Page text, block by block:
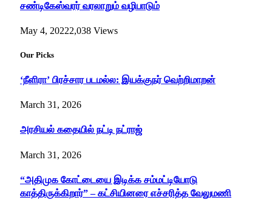
சண்டிகேஸ்வரர் வரலாறும் வழிபாடும்
May 4, 20222,038 Views
Our Picks
‘நீளிரா’ பிரச்சார படமல்ல: இயக்குநர் வெற்றிமாறன்
March 31, 2026
அரசியல் கதையில் நட்டி நட்ராஜ்
March 31, 2026
“அதிமுக கோட்டையை இடிக்க சம்மட்டியோடு
காத்திருக்கிறார்” – கட்சியினரை எச்சரித்த வேலுமணி